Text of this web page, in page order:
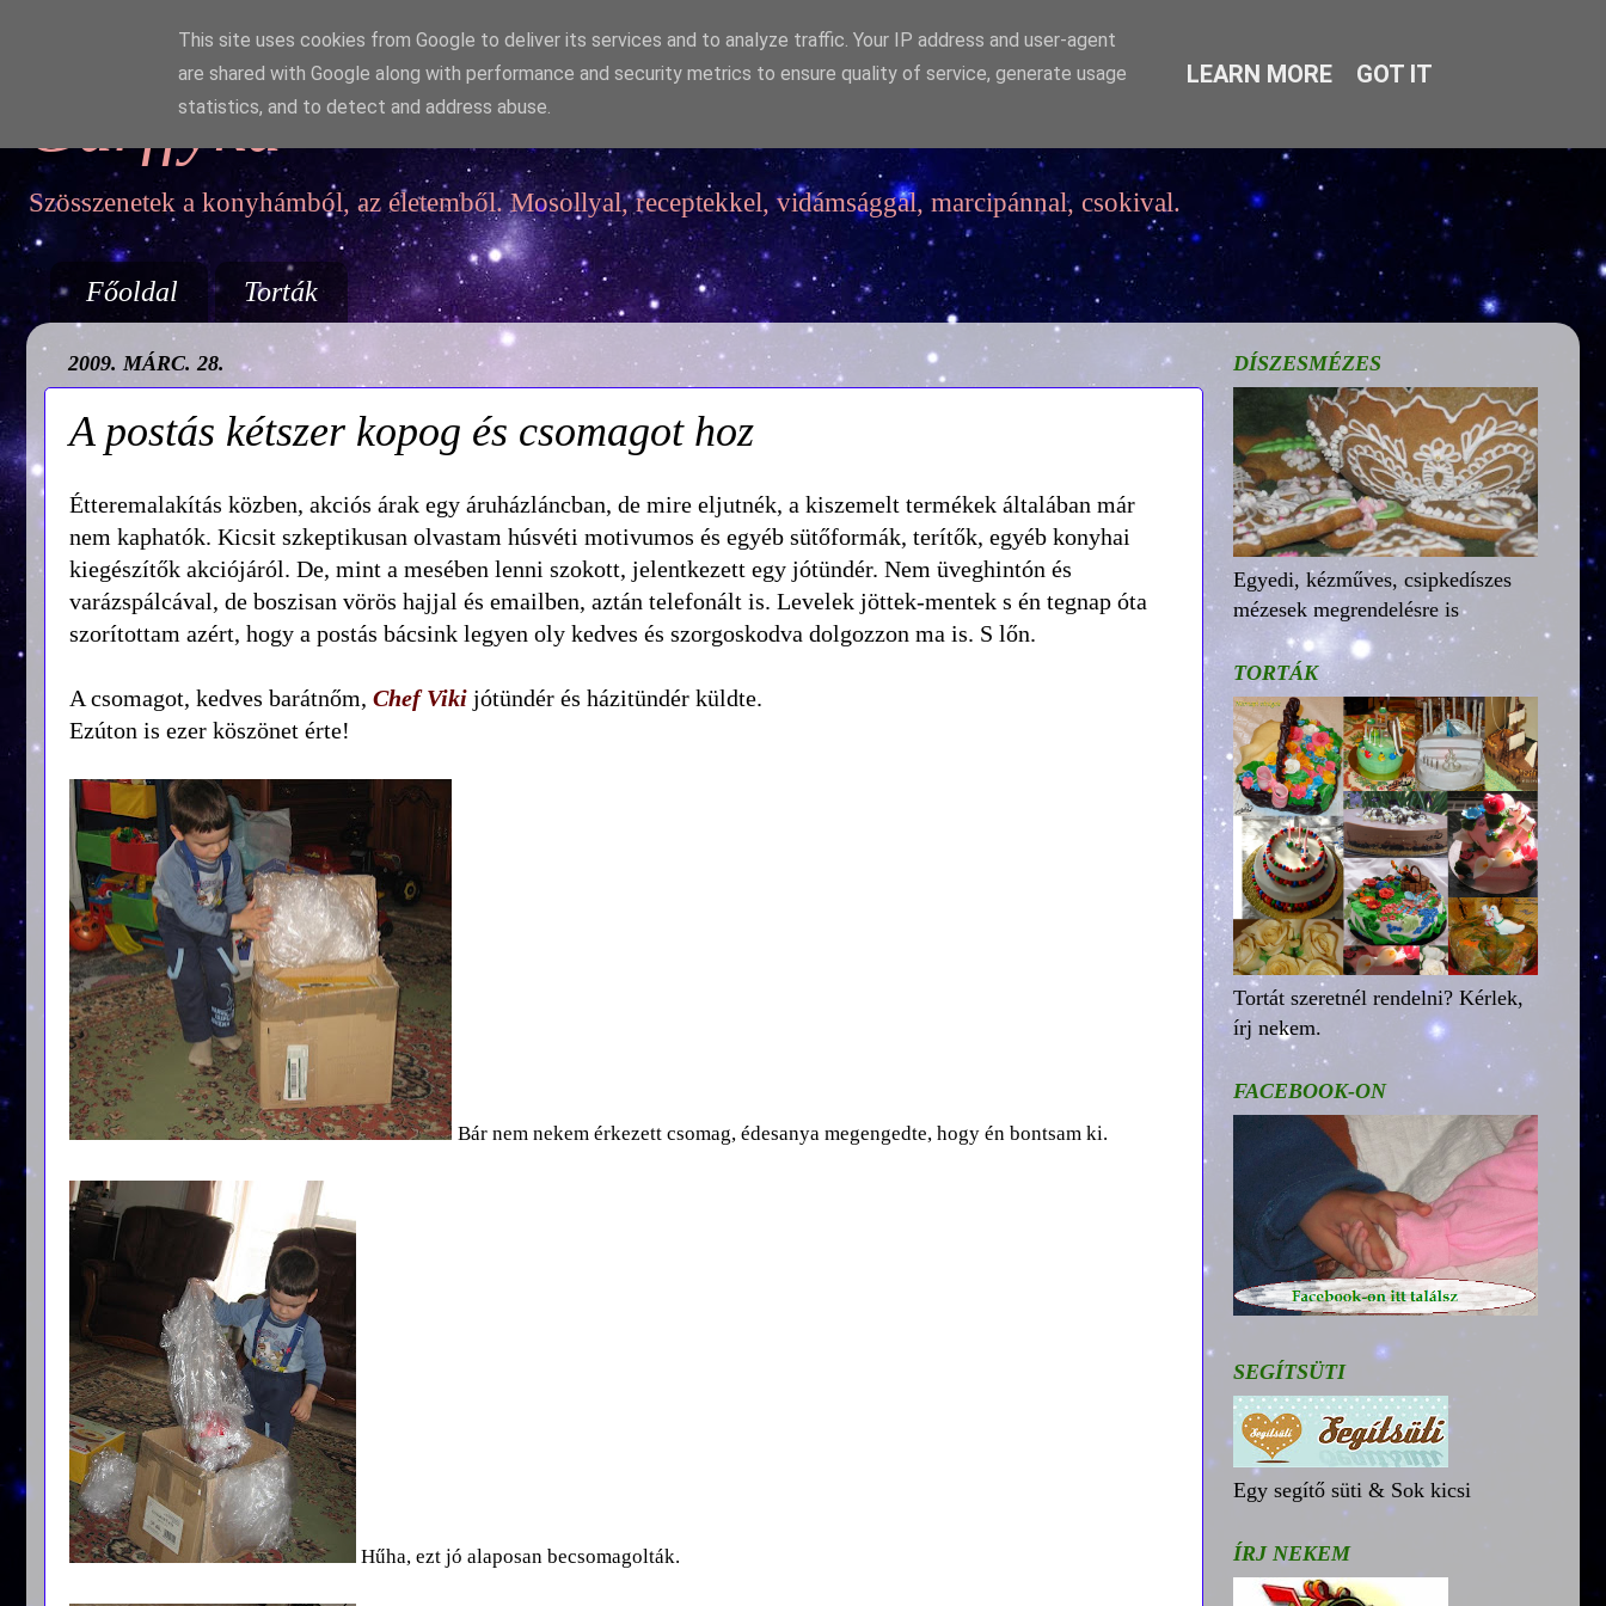
Garffyka
Szösszenetek a konyhámból, az életemből. Mosollyal, receptekkel, vidámsággal, marcipánnal, csokival.
Főoldal Torták
2009. MÁRC. 28.
A postás kétszer kopog és csomagot hoz
Étteremalakítás közben, akciós árak egy áruházláncban, de mire eljutnék, a kiszemelt termékek általában már
nem kaphatók. Kicsit szkeptikusan olvastam húsvéti motivumos és egyéb sütőformák, terítők, egyéb konyhai
kiegészítők akciójáról. De, mint a mesében lenni szokott, jelentkezett egy jótündér. Nem üveghintón és
varázspálcával, de boszisan vörös hajjal és emailben, aztán telefonált is. Levelek jöttek-mentek s én tegnap óta
szorítottam azért, hogy a postás bácsink legyen oly kedves és szorgoskodva dolgozzon ma is. S lőn.
A csomagot, kedves barátnőm, Chef Viki jótündér és házitündér küldte.
Ezúton is ezer köszönet érte!
Bár nem nekem érkezett csomag, édesanya megengedte, hogy én bontsam ki.
Hűha, ezt jó alaposan becsomagolták.
DÍSZESMÉZES
Egyedi, kézműves, csipkedíszes
mézesek megrendelésre is
TORTÁK
Tortát szeretnél rendelni? Kérlek,
írj nekem.
FACEBOOK-ON
SEGÍTSÜTI
Egy segítő süti & Sok kicsi
ÍRJ NEKEM
This site uses cookies from Google to deliver its services and to analyze traffic. Your IP address and user-agent
are shared with Google along with performance and security metrics to ensure quality of service, generate usage
statistics, and to detect and address abuse.
LEARN MORE GOT IT